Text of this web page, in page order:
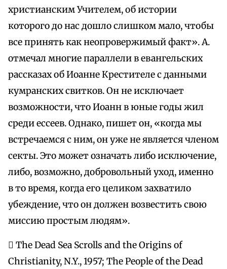
христианским Учителем, об истории
которого до нас дошло слишком мало, чтобы
все принять как неопровержимый факт». А.
отмечал многие параллели в евангельских
рассказах об Иоанне Крестителе с данными
кумранских свитков. Он не исключает
возможности, что Иоанн в юные годы жил
среди ессеев. Однако, пишет он, «когда мы
встречаемся с ним, он уже не является членом
секты. Это может означать либо исключение,
либо, возможно, добровольный уход, именно
в то время, когда его целиком захватило
убеждение, что он должен возвестить свою
миссию простым людям».
 The Dead Sea Scrolls and the Origins of
Christianity, N.Y., 1957; The People of the Dead